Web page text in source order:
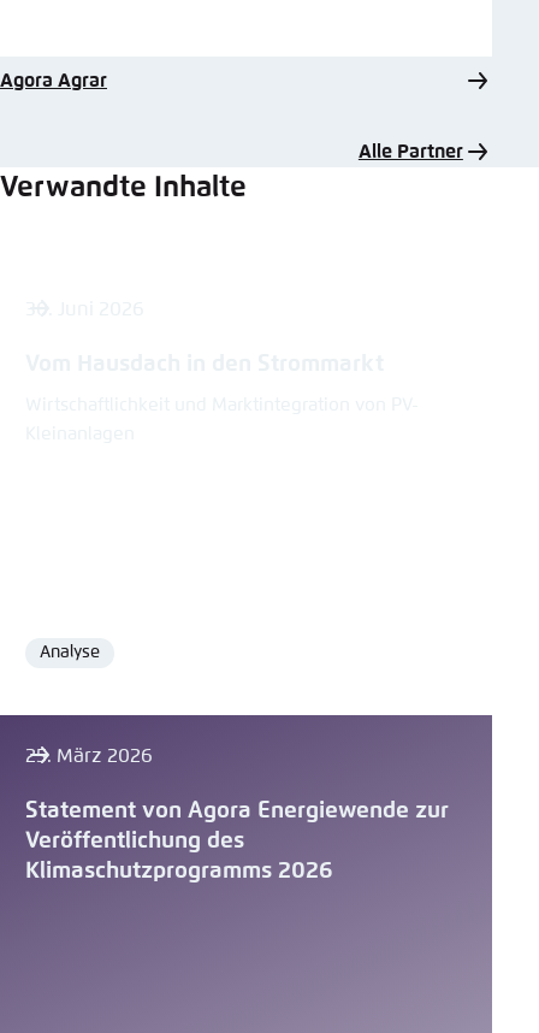
Agora Agrar
Alle Partner
Verwandte Inhalte
Format
Analyse
25. März 2026
Statement von Agora Energiewende zur
Veröffentlichung des
Klimaschutzprogramms 2026